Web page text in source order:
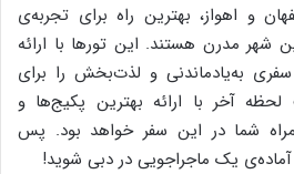
و اهواز، بهترین راه برای تجربه‌ی
شهر مدرن هستند. این تورها با ارائه
به‌یادماندنی و لذت‌بخش را برای
آخر با ارائه بهترین پکیج‌ها و
شما در این سفر خواهد بود. پس
یک ماجراجویی در دبی شوید!